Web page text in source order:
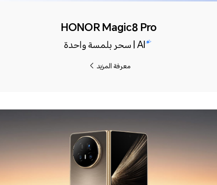
HONOR Magic8 Pro
AI | سحر بلمسة واحدة
معرفة المزيد